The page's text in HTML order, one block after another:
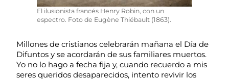
El ilusionista francés Henry Robin, con un
espectro. Foto de Eugène Thiébault (1863).
Millones de cristianos celebrarán mañana el Día de
Difuntos y se acordarán de sus familiares muertos.
Yo no lo hago a fecha fija y, cuando recuerdo a mis
seres queridos desaparecidos, intento revivir los